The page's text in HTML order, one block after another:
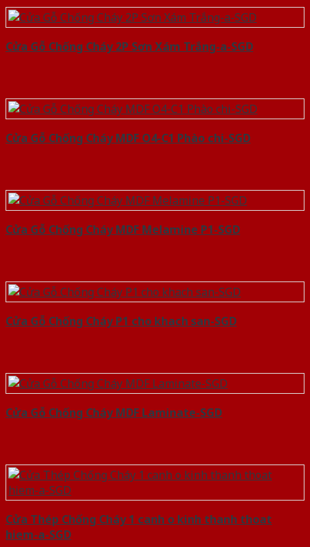
Cửa Gỗ Chống Cháy 2P Sơn Xám Trắng-a-SGD
Cửa Gỗ Chống Cháy MDF O4-C1 Phào chi-SGD
Cửa Gỗ Chống Cháy MDF Melamine P1-SGD
Cửa Gỗ Chống Cháy P1 cho khach san-SGD
Cửa Gỗ Chống Cháy MDF Laminate-SGD
Cửa Thép Chống Cháy 1 canh o kinh thanh thoat
hiem-a-SGD